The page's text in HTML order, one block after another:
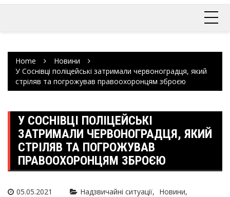
Home
Новини
У Соснівці поліцейські затримали червоноградця, який
стріляв та погрожував правоохоронцям зброєю
У СОСНІВЦІ ПОЛІЦЕЙСЬКІ
ЗАТРИМАЛИ ЧЕРВОНОГРАДЦЯ, ЯКИЙ
СТРІЛЯВ ТА ПОГРОЖУВАВ
ПРАВООХОРОНЦЯМ ЗБРОЄЮ
05.05.2021 Надзвичайні ситуації
Новини